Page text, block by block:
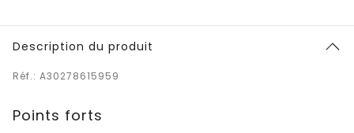
Description du produit
Réf.: A30278615959
Points forts